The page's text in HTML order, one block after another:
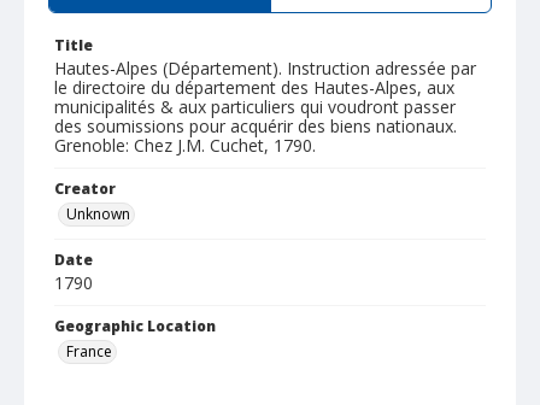
Title
Hautes-Alpes (Département). Instruction adressée par
le directoire du département des Hautes-Alpes, aux
municipalités & aux particuliers qui voudront passer
des soumissions pour acquérir des biens nationaux.
Grenoble: Chez J.M. Cuchet, 1790.
Creator
Unknown
Date
1790
Geographic Location
France